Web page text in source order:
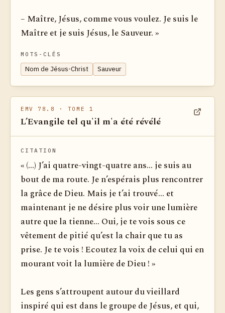
– Maître, Jésus, comme vous voulez. Je suis le
Maître et je suis Jésus, le Sauveur. »
MOTS-CLÉS
Nom de Jésus-Christ Sauveur
EMV 78.8 · TOME 1
L’Evangile tel qu'il m'a été révélé
CITATION
« (...) J’ai quatre-vingt-quatre ans... je suis au
bout de ma route. Je n’espérais plus rencontrer
la grâce de Dieu. Mais je t’ai trouvé... et
maintenant je ne désire plus voir une lumière
autre que la tienne... Oui, je te vois sous ce
vêtement de pitié qu’est la chair que tu as
prise. Je te vois ! Ecoutez la voix de celui qui en
mourant voit la lumière de Dieu ! »
Les gens s’attroupent autour du vieillard
inspiré qui est dans le groupe de Jésus, et qui,